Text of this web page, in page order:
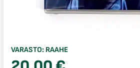
VARASTO: RAAHE